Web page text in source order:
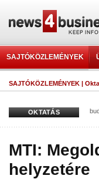
SAJTÓKÖZLEMÉNYEK
SAJTÓKÖZLEMÉNYEK |
OKTATÁS
MTI:
helyzetére